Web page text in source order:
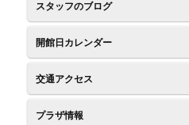
スタッフのブログ
開館日カレンダー
交通アクセス
プラザ情報